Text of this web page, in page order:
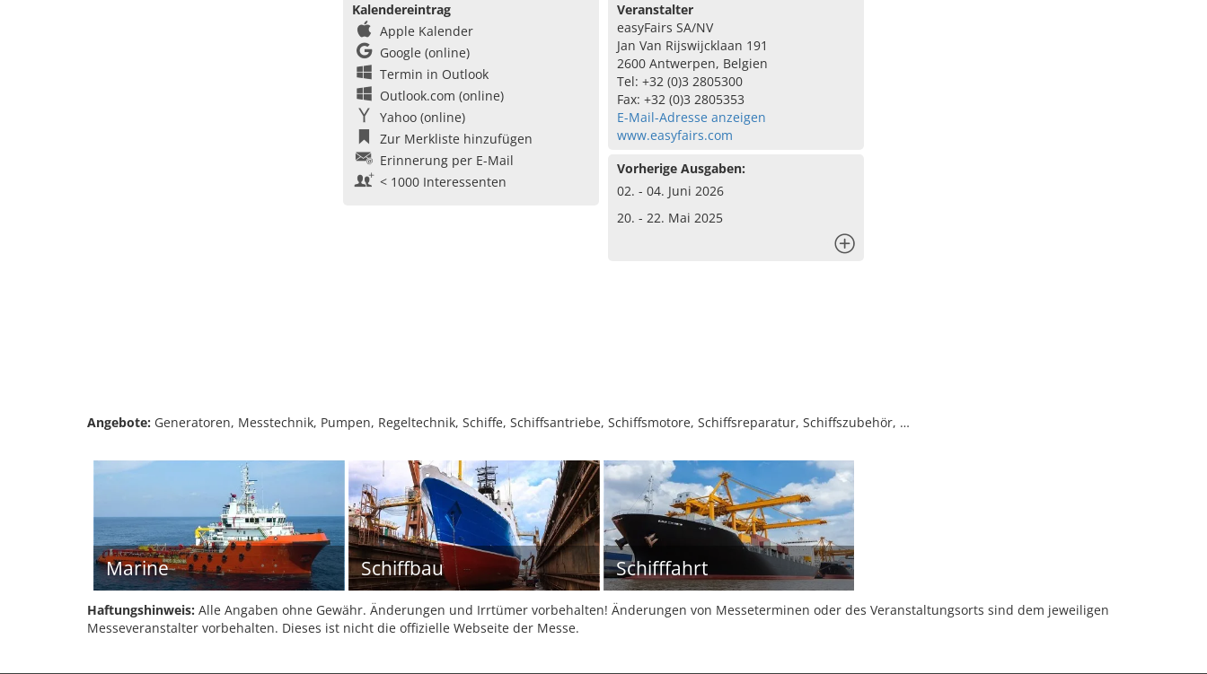
Kalendereintrag
Apple Kalender
Google (online)
Termin in Outlook
Outlook.com (online)
Yahoo (online)
Zur Merkliste hinzufügen
Erinnerung per E-Mail
< 1000 Interessenten
Veranstalter
easyFairs SA/NV
Jan Van Rijswijcklaan 191
2600 Antwerpen, Belgien
Tel: +32 (0)3 2805300
Fax: +32 (0)3 2805353
E-Mail-Adresse anzeigen
www.easyfairs.com
Vorherige Ausgaben:
02. - 04. Juni 2026
20. - 22. Mai 2025
Angebote: Generatoren, Messtechnik, Pumpen, Regeltechnik, Schiffe, Schiffsantriebe, Schiffsmotore, Schiffsreparatur, Schiffszubehör, …
Marine Schiffbau Schifffahrt
Haftungshinweis: Alle Angaben ohne Gewähr. Änderungen und Irrtümer vorbehalten! Änderungen von Messeterminen oder des Veranstaltungsorts sind dem jeweiligen
Messeveranstalter vorbehalten. Dieses ist nicht die offizielle Webseite der Messe.